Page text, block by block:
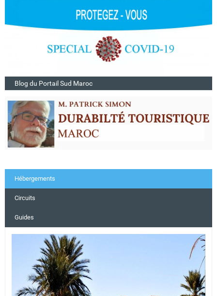
Blog du Portail Sud Maroc
Hébergements
Circuits
Guides